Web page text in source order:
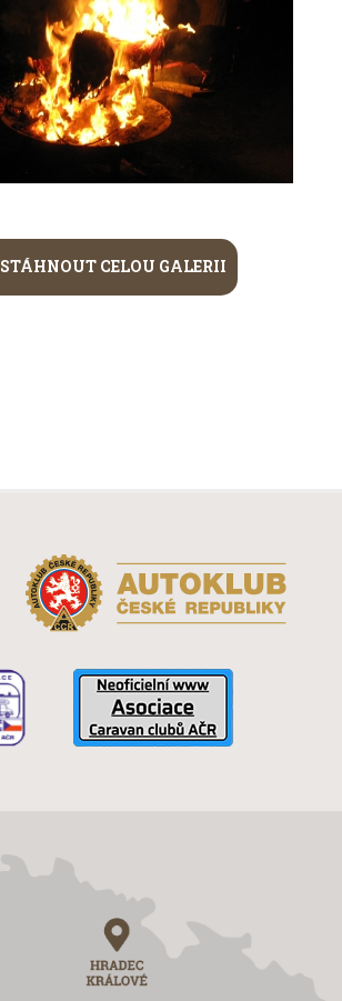
STÁHNOUT CELOU GALERII